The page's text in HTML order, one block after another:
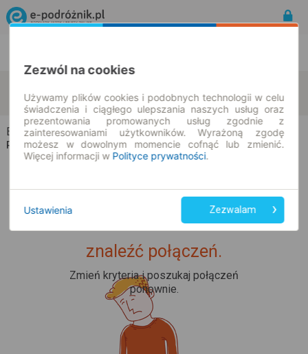
09.08.2026 | -- : --
zmień kryteria
Bochówko → Bytów
Rozkład jazdy i bilety
Upss... Nie udało nam się
znaleźć połączeń.
Zmień kryteria i poszukaj połączeń
ponownie.
Zezwól na cookies
Używamy plików cookies i podobnych technologii w celu
świadczenia i ciągłego ulepszania naszych usług oraz
prezentowania promowanych usług zgodnie z
zainteresowaniami użytkowników. Wyrażoną zgodę
możesz w dowolnym momencie cofnąć lub zmienić.
Więcej informacji w Polityce prywatności.
Ustawienia Zezwalam